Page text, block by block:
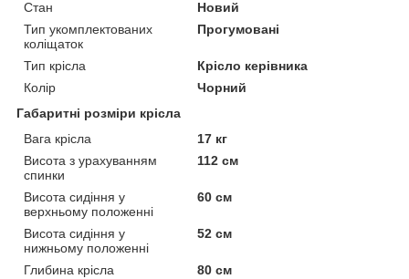
Стан
Новий
Тип укомплектованих
коліщаток
Прогумовані
Тип крісла
Крісло керівника
Колір
Чорний
Габаритні розміри крісла
Вага крісла
17 кг
Висота з урахуванням
спинки
112 см
Висота сидіння у
верхньому положенні
60 см
Висота сидіння у
нижньому положенні
52 см
Глибина крісла
80 см